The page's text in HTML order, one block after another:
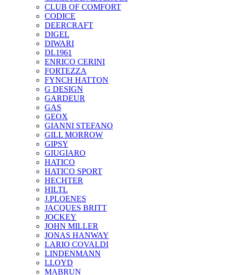
CLUB OF COMFORT
CODICE
DEERCRAFT
DIGEL
DIWARI
DL1961
ENRICO CERINI
FORTEZZA
FYNCH HATTON
G DESIGN
GARDEUR
GAS
GEOX
GIANNI STEFANO
GILL MORROW
GIPSY
GIUGIARO
HATICO
HATICO SPORT
HECHTER
HILTL
J.PLOENES
JAСQUES BRITT
JOCKEY
JOHN MILLER
JONAS HANWAY
LARIO COVALDI
LINDENMANN
LLOYD
MABRUN